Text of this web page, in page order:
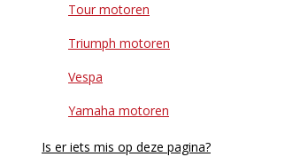
Tour motoren
Triumph motoren
Vespa
Yamaha motoren
Is er iets mis op deze pagina?